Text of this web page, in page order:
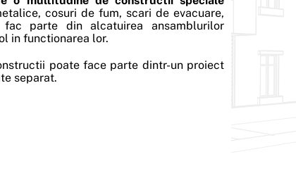
cosuri de fum, scari de evacuare,
parte din alcatuirea ansamblurilor
in functionarea lor.
poate face parte dintr-un proiect
separat.